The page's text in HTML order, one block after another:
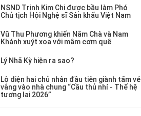
NSND Trịnh Kim Chi được bầu làm Phó
Chủ tịch Hội Nghệ sĩ Sân khấu Việt Nam
Vũ Thu Phương khiến Năm Chà và Nam
Khánh xuýt xoa với mâm cơm quê
Lý Nhã Kỳ hiện ra sao?
Lộ diện hai chủ nhân đầu tiên giành tấm vé
vàng vào nhà chung “Cầu thủ nhí - Thế hệ
tương lai 2026”